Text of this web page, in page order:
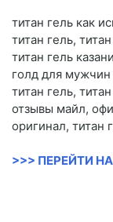
титан гель как
титан гель,
титан гель
голд для
титан гель,
отзывы майл,
оригинал, титан
>>> ПЕРЕЙТИ